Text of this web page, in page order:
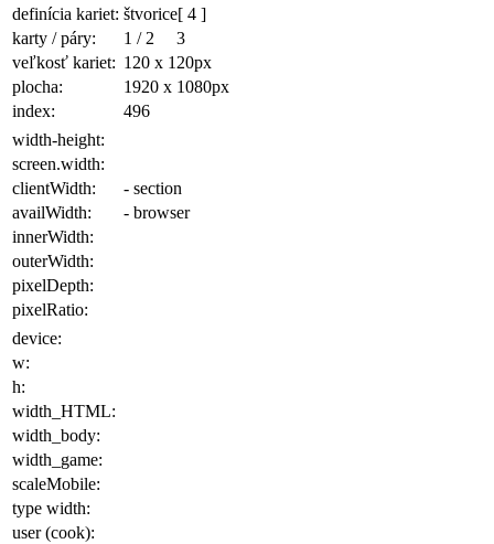
definícia kariet: štvorice[ 4 ]
karty / páry:
1 / 2
3
veľkosť kariet: 120 x 120px
plocha: 1920 x 1080px
index:
496
width-height:
screen.width:
clientWidth:
- section
availWidth:
- browser
innerWidth:
outerWidth:
pixelDepth:
pixelRatio:
device:
w:
h:
width_HTML:
width_body:
width_game:
scaleMobile:
type width:
user (cook):